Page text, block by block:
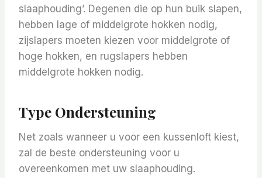
slaaphouding’. Degenen die op hun buik slapen,
hebben lage of middelgrote hokken nodig,
zijslapers moeten kiezen voor middelgrote of
hoge hokken, en rugslapers hebben
middelgrote hokken nodig.
Type Ondersteuning
Net zoals wanneer u voor een kussenloft kiest,
zal de beste ondersteuning voor u
overeenkomen met uw slaaphouding.